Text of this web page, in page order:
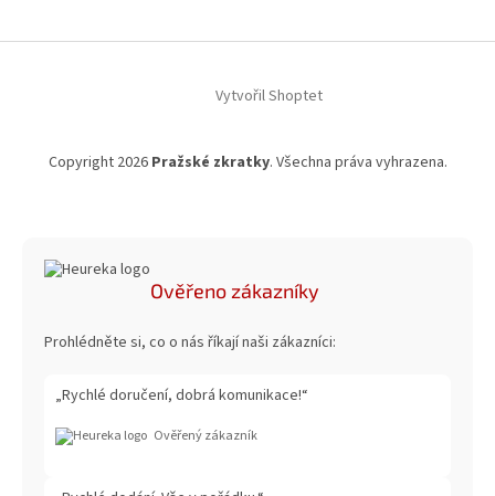
Vytvořil Shoptet
Copyright 2026 Pražské zkratky. Všechna práva vyhrazena.
Ověřeno zákazníky
Prohlédněte si, co o nás říkají naši zákazníci:
„Rychlé doručení, dobrá komunikace!“
Ověřený zákazník